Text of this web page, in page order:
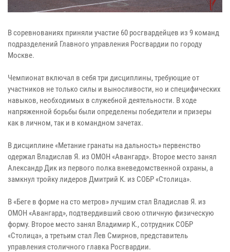
В соревнованиях приняли участие 60 росгвардейцев из 9 команд
подразделений Главного управления Росгвардии по городу
Москве.
Чемпионат включал в себя три дисциплины, требующие от
участников не только силы и выносливости, но и специфических
навыков, необходимых в служебной деятельности. В ходе
напряженной борьбы были определены победители и призеры
как в личном, так и в командном зачетах.
В дисциплине «Метание гранаты на дальность» первенство
одержал Владислав Я. из ОМОН «Авангард». Второе место занял
Александр Дик из первого полка вневедомственной охраны, а
замкнул тройку лидеров Дмитрий К. из СОБР «Столица».
В «Беге в форме на сто метров» лучшим стал Владислав Я. из
ОМОН «Авангард», подтвердивший свою отличную физическую
форму. Второе место занял Владимир К., сотрудник СОБР
«Столица», а третьим стал Лев Смирнов, представитель
управления столичного главка Росгвардии.